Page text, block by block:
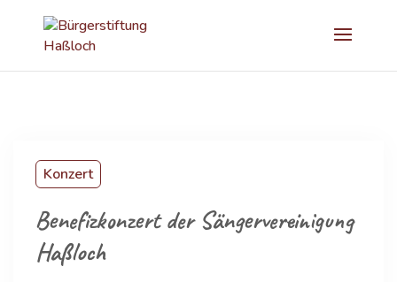
Konzert
Benefizkonzert der Sängervereinigung
Haßloch